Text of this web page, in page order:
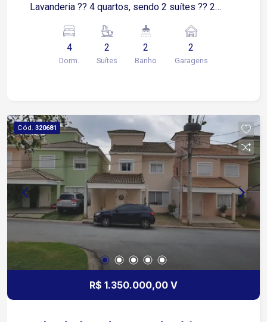
Lavanderia ?? 4 quartos, sendo 2 suítes ?? 2
lenha ?? Forno de pizza ?? Espaço mobiliado e
pronto para receber amigos e família
4
Dorm.
2
Suítes
2
Banho
2
Garagens
Cód. 320681
R$ 1.350.000,00 V